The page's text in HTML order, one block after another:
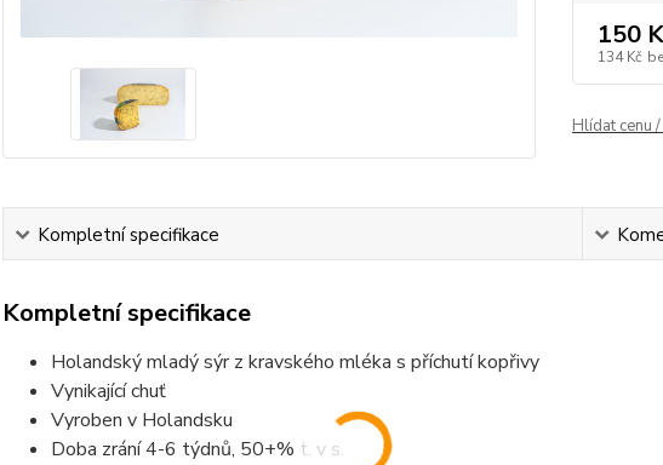
150
134 Kč
Hlídat cenu
Kompletní specifikace
Kompletní specifikace
Holandský mladý sýr z kravského mléka s příchutí kopřivy
Vynikající chuť
Vyroben v Holandsku
Doba zrání 4-6 týdnů, 50+% t. v s.